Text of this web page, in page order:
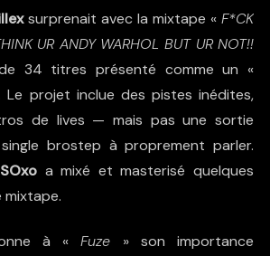
surprenait avec la mixtape «F*CK
UR ANDY WARHOL BUT UR NOT!!
34 titres présenté comme un «
Le projet inclue des pistes inédites,
de lives — mais pas une sortie
brostep à proprement parler.
a mixé et masterisé quelques
à «Fuze » son importance